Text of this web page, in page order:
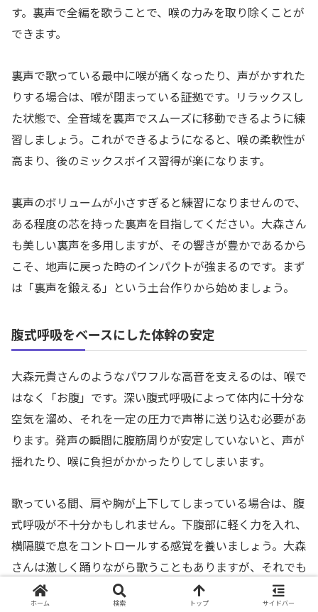
す。裏声で全編を歌うことで、喉の力みを取り除くことが
できます。
裏声で歌っている最中に喉が痛くなったり、声がかすれた
りする場合は、喉が閉まっている証拠です。リラックスし
た状態で、全音域を裏声でスムーズに移動できるように練
習しましょう。これができるようになると、喉の柔軟性が
高まり、後のミックスボイス習得が楽になります。
裏声のボリュームが小さすぎると練習になりませんので、
ある程度の芯を持った裏声を目指してください。大森さん
も美しい裏声を多用しますが、その響きが豊かであるから
こそ、地声に戻った時のインパクトが強まるのです。まず
は「裏声を鍛える」という土台作りから始めましょう。
腹式呼吸をベースにした体幹の安定
大森元貴さんのようなパワフルな高音を支えるのは、喉で
はなく「お腹」です。深い腹式呼吸によって体内に十分な
空気を溜め、それを一定の圧力で声帯に送り込む必要があ
ります。発声の瞬間に腹筋周りが安定していないと、声が
揺れたり、喉に負担がかかったりしてしまいます。
歌っている間、肩や胸が上下してしまっている場合は、腹
式呼吸が不十分かもしれません。下腹部に軽く力を入れ、
横隔膜で息をコントロールする感覚を養いましょう。大森
さんは激しく踊りながら歌うこともありますが、それでも
ピッチがブレないのは体幹がしっかりしているからです。
ホーム 検索 トップ サイドバー